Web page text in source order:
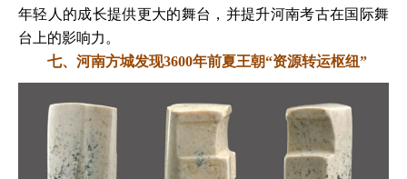
年轻人的成长提供更大的舞台，并提升河南考古在国际舞
台上的影响力。
七、河南方城发现3600年前夏王朝“资源转运枢纽”